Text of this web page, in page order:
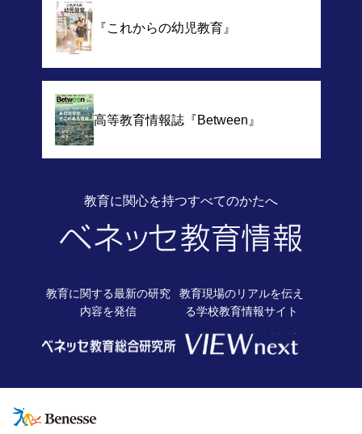
『これからの幼児教育』
高等教育情報誌『Between』
教育に関心を持つすべてのかたへ
教育に関する最新の研究
内容を発信
教育現場のリアルを伝え
る学校教育情報サイト